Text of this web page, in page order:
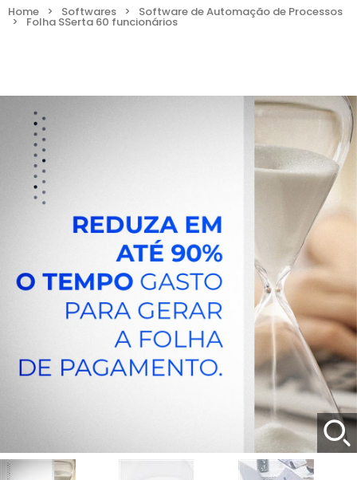
Home > Softwares > Software de Automação de Processos
> Folha SSerta 60 funcionários